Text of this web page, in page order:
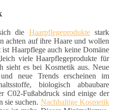
die Haarpflegeproduktestark
achten auf ihre Haare und wollen
Haarpflege auch keine Domäne
viele Haarpflegeprodukte für
sieht es bei Kosmetik aus. Neue
neue Trends erscheinen im
biologisch abbaubare
C02-Fußabdruck sind einige der
sie suchen. Nachhaltige Kosmetik